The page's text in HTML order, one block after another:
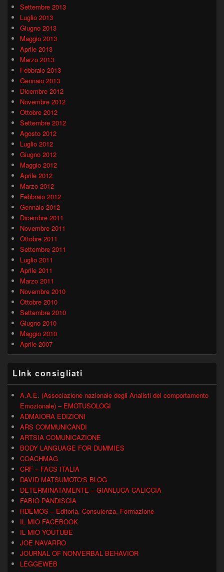
Settembre 2013
Luglio 2013
Giugno 2013
Maggio 2013
Aprile 2013
Marzo 2013
Febbraio 2013
Gennaio 2013
Dicembre 2012
Novembre 2012
Ottobre 2012
Settembre 2012
Agosto 2012
Luglio 2012
Giugno 2012
Maggio 2012
Aprile 2012
Marzo 2012
Febbraio 2012
Gennaio 2012
Dicembre 2011
Novembre 2011
Ottobre 2011
Settembre 2011
Luglio 2011
Aprile 2011
Marzo 2011
Novembre 2010
Ottobre 2010
Settembre 2010
Giugno 2010
Maggio 2010
Aprile 2007
LInk consigliati
A.A.E. (Associazione nazionale degli Analisti del comportamento
Emozionale) – EMOTUSOLOGI
ADMAIORA EDIZIONI
ARS COMMUNICANDI
ARTSIA COMUNICAZIONE
BODY LANGUAGE FOR DUMMIES
COACHMAG
CRF – FACS ITALIA
DAVID MATSUMOTO'S BLOG
DETERMINATAMENTE – GIANLUCA CALICCIA
FABIO PANDISCIA
HDEMOS – Editoria, Consulenza, Formazione
IL MIO FACEBOOK
IL MIO YOUTUBE
JOE NAVARRO
JOURNAL OF NONVERBAL BEHAVIOR
LEGGEWEB